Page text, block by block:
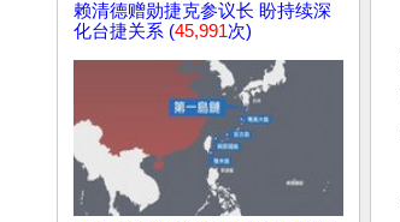
赖清德赠勋捷克参议长 盼持续深
化台捷关系 (45,991次)